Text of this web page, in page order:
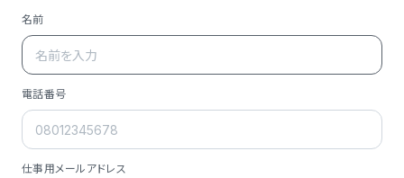
名前
電話番号
仕事用メールアドレス